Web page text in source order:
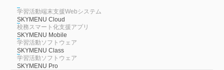
学習活動端末支援Webシステム
SKYMENU Cloud
校務スマート化支援アプリ
SKYMENU Mobile
学習活動ソフトウェア
SKYMENU Class
学習活動ソフトウェア
SKYMENU Pro